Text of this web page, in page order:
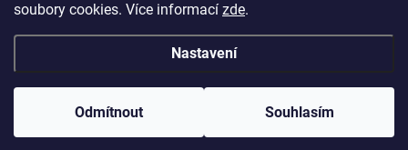
soubory cookies. Více informací zde.
Nastavení
Odmítnout Souhlasím
Vytvořil Shoptet
Copyright 2026ERROW. Všechna práva vyhrazena.Upravit nastavení